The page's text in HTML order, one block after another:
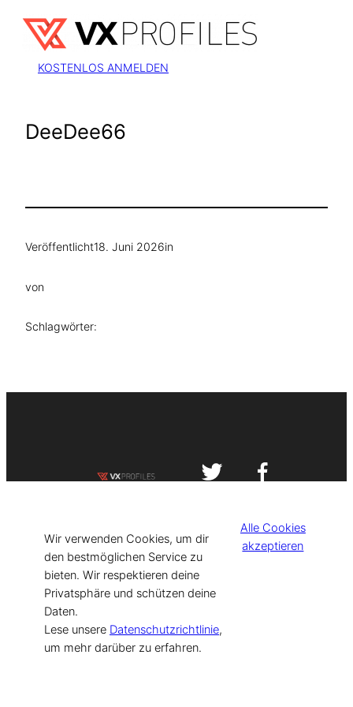
Inhalt
springen
KOSTENLOS ANMELDEN
DeeDee66
Veröffentlicht18. Juni 2026in
von
Schlagwörter:
[current_year] VISIT-X. Made with
for Models & Influencers!
Wir verwenden Cookies, um dir
den bestmöglichen Service zu
bieten. Wir respektieren deine
Privatsphäre und schützen deine
Daten.
Lese unsere Datenschutzrichtlinie,
um mehr darüber zu erfahren.
Alle Cookies
akzeptieren